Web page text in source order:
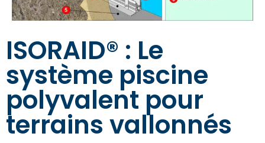
ISORAID® : Le
système piscine
polyvalent pour
terrains vallonnés